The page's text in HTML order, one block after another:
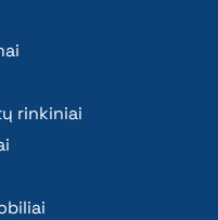
rinkiniai